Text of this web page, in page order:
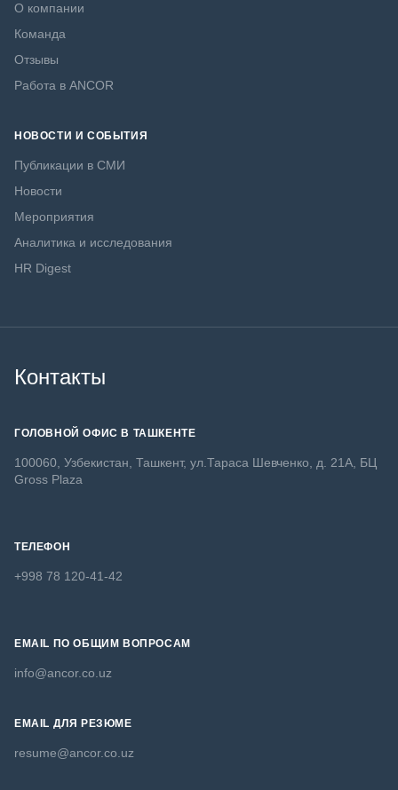
О компании
Команда
Отзывы
Работа в ANCOR
НОВОСТИ И СОБЫТИЯ
Публикации в СМИ
Новости
Мероприятия
Аналитика и исследования
HR Digest
Контакты
ГОЛОВНОЙ ОФИС В ТАШКЕНТЕ
100060, Узбекистан, Ташкент, ул.Тараса Шевченко, д. 21А, БЦ
Gross Plaza
ТЕЛЕФОН
+998 78 120-41-42
EMAIL ПО ОБЩИМ ВОПРОСАМ
info@ancor.co.uz
EMAIL ДЛЯ РЕЗЮМЕ
resume@ancor.co.uz